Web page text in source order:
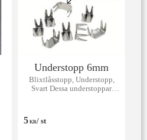
Understopp 6mm
Blixtlåsstopp, Understopp,
Svart Dessa understoppar
5 KR/ st